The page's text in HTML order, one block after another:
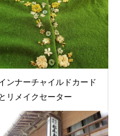
ンナーチャイルドカード
とリメイクセーター